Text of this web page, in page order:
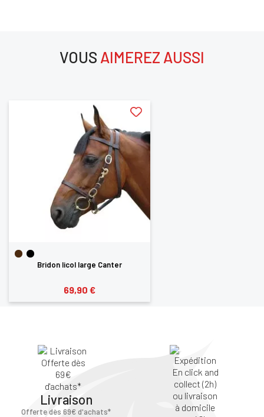
VOUS AIMEREZ AUSSI
Bridon licol large Canter
69,90 €
Livraison
Offerte dès 69€ d'achats*